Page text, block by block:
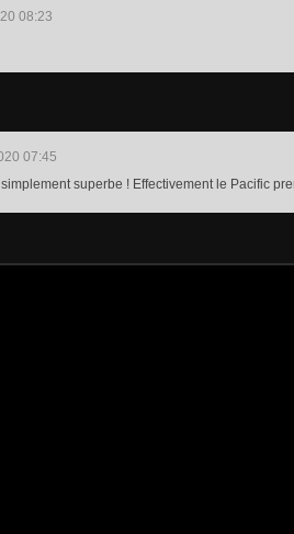
08:23
07:45
superbe ! Effectivement le Pacific